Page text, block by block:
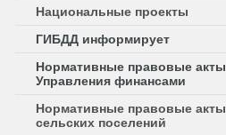
Национальные проекты
ГИБДД информирует
Нормативные правовые акты
Управления финансами
Нормативные правовые акты
сельских поселений